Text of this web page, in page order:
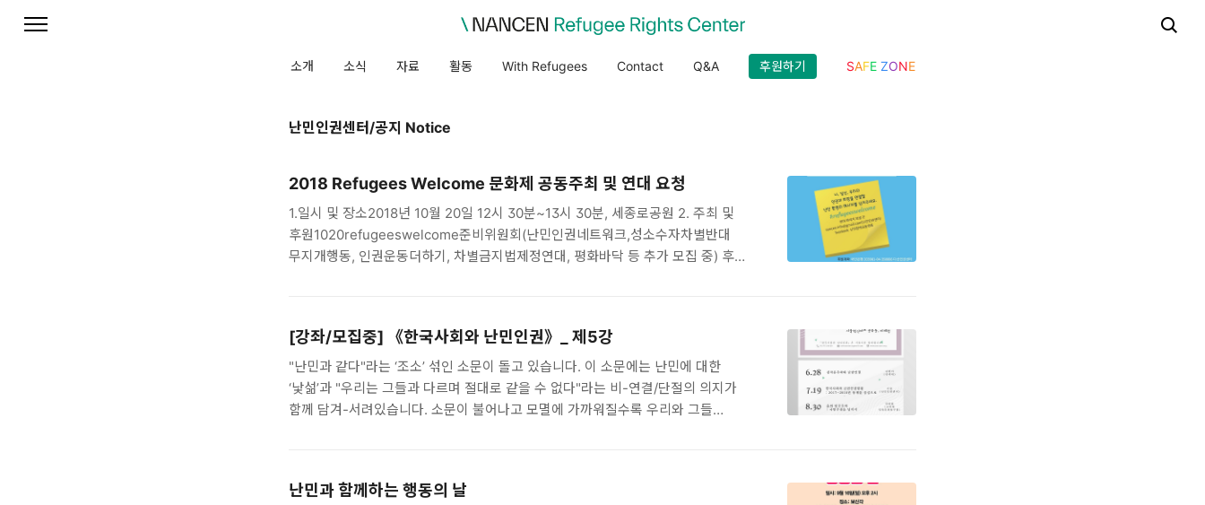
소개 소식 자료 활동 With Refugees Contact Q&A 후원하기 SAFE ZONE
난민인권센터/공지 Notice
2018 Refugees Welcome 문화제 공동주최 및 연대 요청
1.일시 및 장소2018년 10월 20일 12시 30분~13시 30분, 세종로공원 2. 주최 및
후원1020refugeeswelcome준비위원회(난민인권네트워크,성소수자차별반대
무지개행동, 인권운동더하기, 차별금지법제정연대, 평화바닥 등 추가 모집 중) 후원:
Welcome 문화제 세부 내용 - 시민 릴레이 환영 메세지 사전 캠페인- 난민 환영
공연- 난민 당사자, 시민 등 난민 환영 발언 - 환영의 성명 낭독 후 대규모
공동퍼포먼스- 난민법 개악 저지 캠페인 등..
[강좌/모집중] 《한국사회와 난민인권》_ 제5강
"난민과 같다"라는 ‘조소’ 섞인 소문이 돌고 있습니다. 이 소문에는 난민에 대한
‘낯섦’과 "우리는 그들과 다르며 절대로 같을 수 없다"라는 비-연결/단절의 의지가
함께 담겨-서려있습니다. 소문이 불어나고 모멸에 가까워질수록 우리와 그들
《한국사회와 난민인권》을 여는 한국의 ‘상황성’은 이에 기초해있습니다. 서울시
난민과 함께하는 행동의 날